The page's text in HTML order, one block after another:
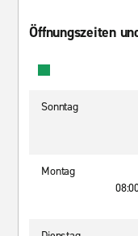
Öffnungszeiten
Sonntag
Montag